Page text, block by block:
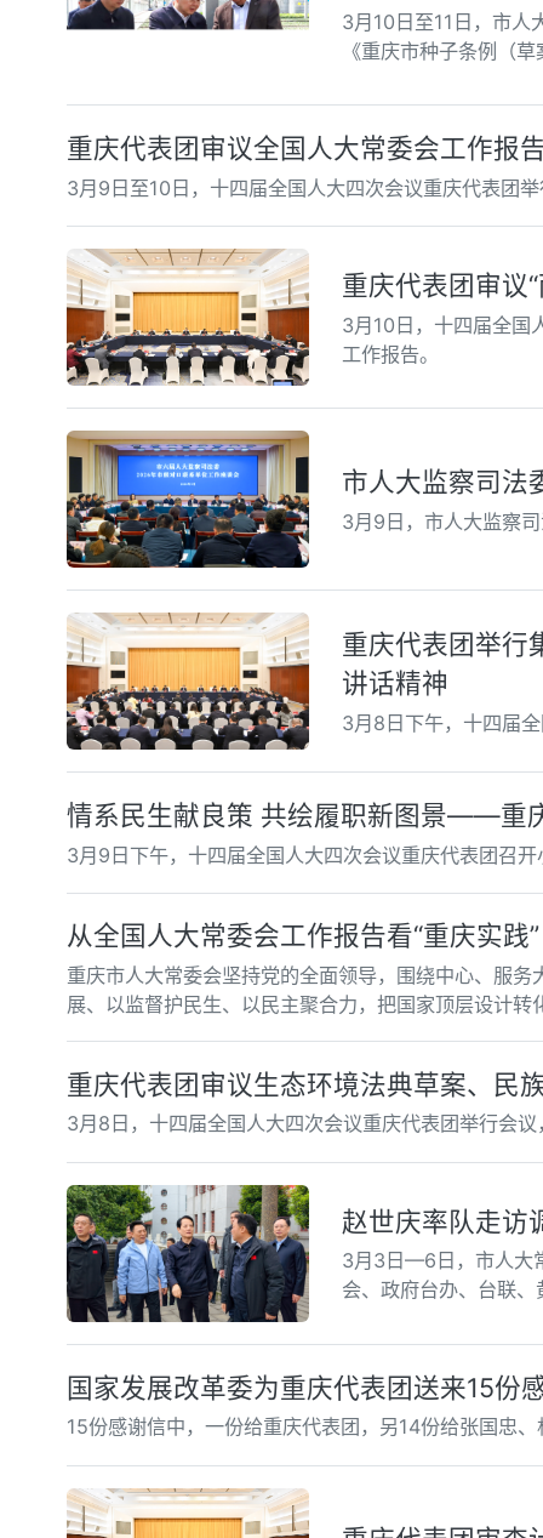
3月10日至11日，市人
《重庆市种子条例（
重庆代表团审议全国人大常委会工作报
3月9日至10日，十四届全国人大四次会议重庆代表团
重庆代表团审议
3月10日，十四届全国
工作报告。
市人大监察司法
3月9日，市人大监察
重庆代表团举行
讲话精神
3月8日下午，十四届
情系民生献良策 共绘履职新图景——重
3月9日下午，十四届全国人大四次会议重庆代表团召
从全国人大常委会工作报告看“重庆实践”
重庆市人大常委会坚持党的全面领导，围绕中心、服
展、以监督护民生、以民主聚合力，把国家顶层设计
重庆代表团审议生态环境法典草案、民
3月8日，十四届全国人大四次会议重庆代表团举行会
赵世庆率队走访
3月3日—6日，市人大
会、政府台办、台联
国家发展改革委为重庆代表团送来15份
15份感谢信中，一份给重庆代表团，另14份给张国忠